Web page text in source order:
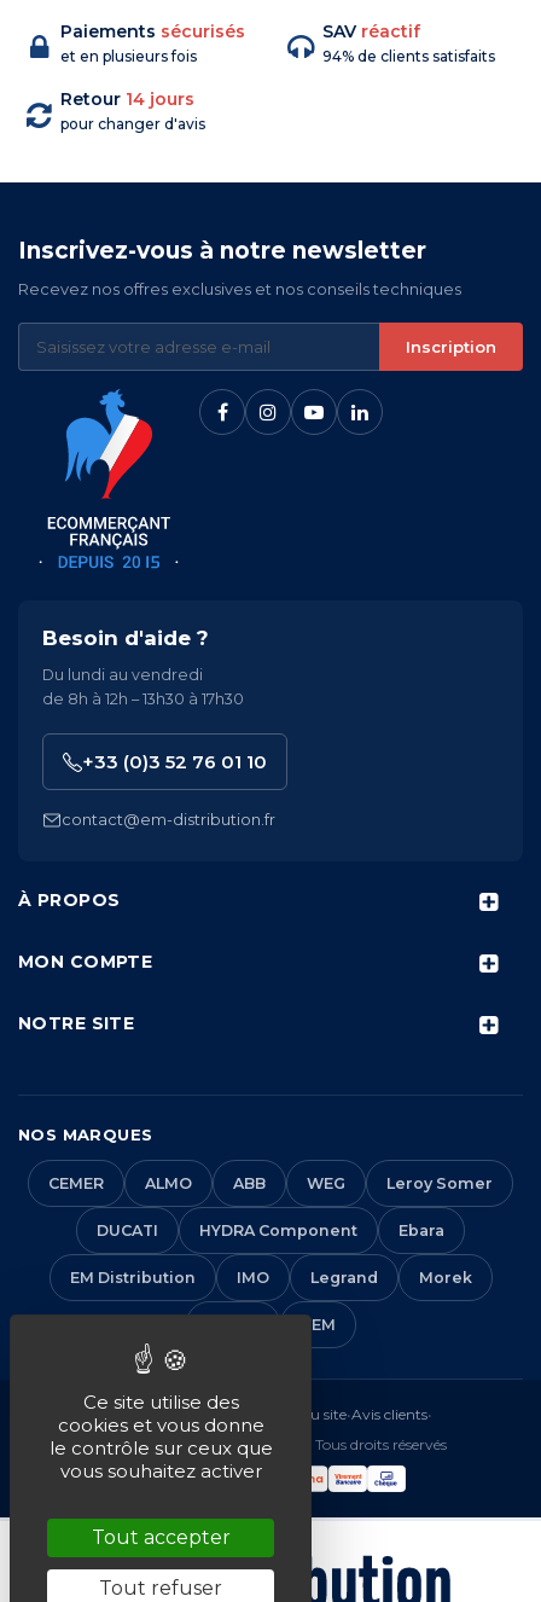
Paiements sécurisés
et en plusieurs fois
SAV réactif
94% de clients satisfaits
Retour 14 jours
pour changer d'avis
Inscrivez-vous à notre newsletter
Recevez nos offres exclusives et nos conseils techniques
Inscription
À PROPOS
MON COMPTE
NOTRE SITE
Besoin d'aide ?
Du lundi au vendredi
de 8h à 12h – 13h30 à 17h30
+33 (0)3 52 76 01 10
contact@em-distribution.fr
NOS MARQUES
CEMER ALMO ABB WEG Leroy Somer
DUCATI HYDRA Component Ebara
EM Distribution IMO Legrand Morek
VEM
Mentions légales•CGV Plan du site•Avis clients•
© 2016-2026 EM Distribution - Tous droits réservés
Ce site utilise des
cookies et vous donne
le contrôle sur ceux que
vous souhaitez activer
Tout accepter
Tout refuser